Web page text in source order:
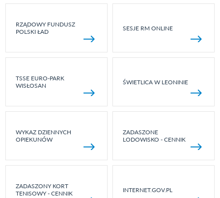
RZĄDOWY FUNDUSZ
POLSKI ŁAD
SESJE RM ONLINE
TSSE EURO-PARK
WISŁOSAN
ŚWIETLICA W LEONINIE
WYKAZ DZIENNYCH
OPIEKUNÓW
ZADASZONE
LODOWISKO - CENNIK
ZADASZONY KORT
TENISOWY - CENNIK
INTERNET.GOV.PL